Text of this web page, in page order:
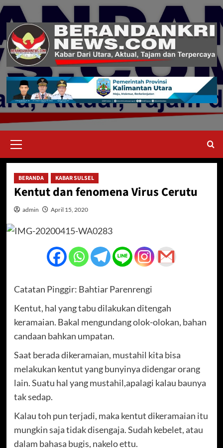
Skip
content
Menu
BERANDA KABAR SULSEL
Kentut dan fenomena Virus Cerutu
admin April 15, 2020
Catatan Pinggir: Bahtiar Parenrengi
Kentut, hal yang tabu dilakukan ditengah
keramaian. Bakal mengundang olok-olokan, bahan
candaan bahkan umpatan.
Saat berada dikeramaian, mustahil kita bisa
melakukan kentut yang bunyinya didengar orang
lain. Suatu hal yang mustahil,apalagi kalau baunya
tak sedap.
Kalau toh pun terjadi, maka kentut dikeramaian itu
mungkin saja tidak disengaja. Sudah kebelet, atau
dalam bahasa bugis, nakelo ettu.